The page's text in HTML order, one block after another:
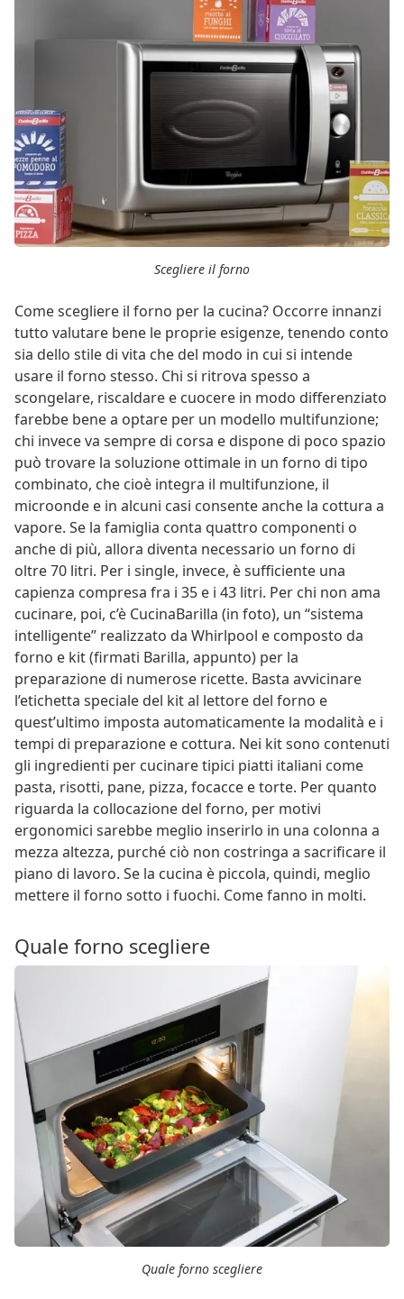
Scegliere il forno
Come scegliere il forno per la cucina? Occorre innanzi
tutto valutare bene le proprie esigenze, tenendo conto
sia dello stile di vita che del modo in cui si intende
usare il forno stesso. Chi si ritrova spesso a
scongelare, riscaldare e cuocere in modo differenziato
farebbe bene a optare per un modello multifunzione;
chi invece va sempre di corsa e dispone di poco spazio
può trovare la soluzione ottimale in un forno di tipo
combinato, che cioè integra il multifunzione, il
microonde e in alcuni casi consente anche la cottura a
vapore. Se la famiglia conta quattro componenti o
anche di più, allora diventa necessario un forno di
oltre 70 litri. Per i single, invece, è sufficiente una
capienza compresa fra i 35 e i 43 litri. Per chi non ama
cucinare, poi, c’è CucinaBarilla (in foto), un “sistema
intelligente” realizzato da Whirlpool e composto da
forno e kit (firmati Barilla, appunto) per la
preparazione di numerose ricette. Basta avvicinare
l’etichetta speciale del kit al lettore del forno e
quest’ultimo imposta automaticamente la modalità e i
tempi di preparazione e cottura. Nei kit sono contenuti
gli ingredienti per cucinare tipici piatti italiani come
pasta, risotti, pane, pizza, focacce e torte. Per quanto
riguarda la collocazione del forno, per motivi
ergonomici sarebbe meglio inserirlo in una colonna a
mezza altezza, purché ciò non costringa a sacrificare il
piano di lavoro. Se la cucina è piccola, quindi, meglio
mettere il forno sotto i fuochi. Come fanno in molti.
Quale forno scegliere
Quale forno scegliere